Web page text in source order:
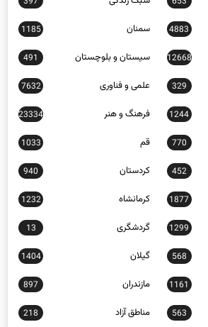
4883 سمنان 1185
12668 سیستان و بلوچستان 491
329 علمی و فناوری 7632
1244 فرهنگ و هنر 23334
770 قم 1033
452 کردستان 940
1877 کرمانشاه 1232
1299 گردشگری 13
568 گیلان 1404
1161 مازندران 897
563 مناطق آزاد 218
1345
256